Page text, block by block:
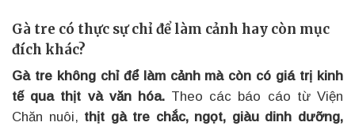
Gà tre có thực sự chỉ để làm cảnh hay còn mục
đích khác?
Gà tre không chỉ để làm cảnh mà còn có giá trị kinh
tế qua thịt và văn hóa.Theo các báo cáo từ Viện
Chăn nuôi, thịt gà tre chắc, ngọt, giàu dinh dưỡng,